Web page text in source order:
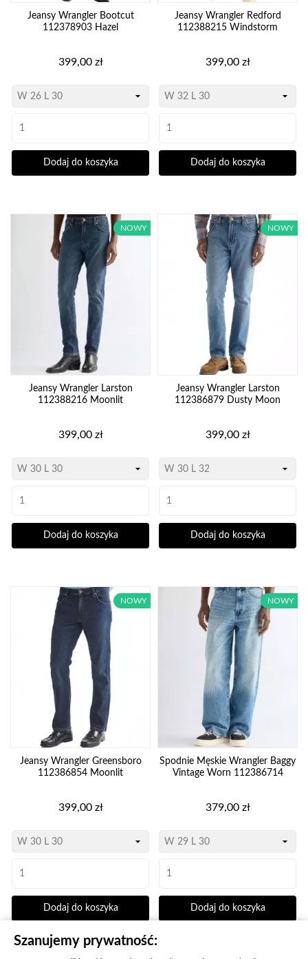
Jeansy Wrangler Bootcut
112378903 Hazel
Cena
399,00 zł
Dodaj do koszyka
Jeansy Wrangler Redford
112388215 Windstorm
Cena
399,00 zł
Dodaj do koszyka
Jeansy Wrangler Larston
112388216 Moonlit
Cena
399,00 zł
Dodaj do koszyka
NOWY
Jeansy Wrangler Larston
112386879 Dusty Moon
Cena
399,00 zł
Dodaj do koszyka
NOWY
Jeansy Wrangler Greensboro
112386854 Moonlit
Cena
399,00 zł
Dodaj do koszyka
NOWY
Spodnie Męskie Wrangler Baggy
Vintage Worn 112386714
Cena
379,00 zł
Dodaj do koszyka
NOWY
Szanujemy prywatność: